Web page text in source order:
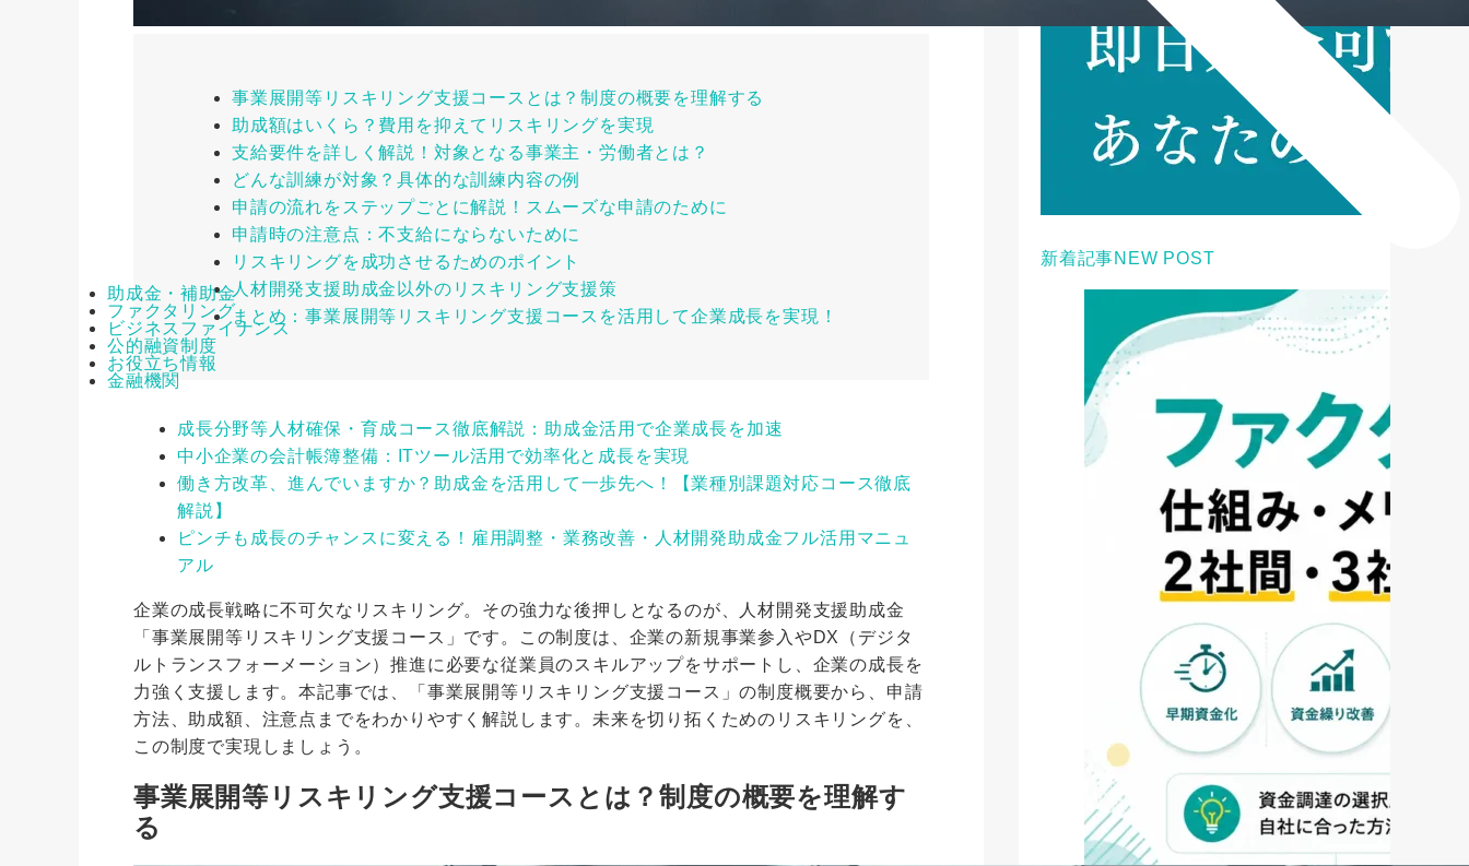
助成金・補助金
ファクタリング
ビジネスファイナンス
公的融資制度
お役立ち情報
金融機関
事業展開等リスキリング支援コースとは？制度の概要を理解する
助成額はいくら？費用を抑えてリスキリングを実現
支給要件を詳しく解説！対象となる事業主・労働者とは？
どんな訓練が対象？具体的な訓練内容の例
申請の流れをステップごとに解説！スムーズな申請のために
申請時の注意点：不支給にならないために
リスキリングを成功させるためのポイント
人材開発支援助成金以外のリスキリング支援策
まとめ：事業展開等リスキリング支援コースを活用して企業成長を実現！
成長分野等人材確保・育成コース徹底解説：助成金活用で企業成長を加速
中小企業の会計帳簿整備：ITツール活用で効率化と成長を実現
働き方改革、進んでいますか？助成金を活用して一歩先へ！【業種別課題対応コース徹底
解説】
ピンチも成長のチャンスに変える！雇用調整・業務改善・人材開発助成金フル活用マニュ
アル
企業の成長戦略に不可欠なリスキリング。その強力な後押しとなるのが、人材開発支援助成金
「事業展開等リスキリング支援コース」です。この制度は、企業の新規事業参入やDX（デジタ
ルトランスフォーメーション）推進に必要な従業員のスキルアップをサポートし、企業の成長を
力強く支援します。本記事では、「事業展開等リスキリング支援コース」の制度概要から、申請
方法、助成額、注意点までをわかりやすく解説します。未来を切り拓くためのリスキリングを、
この制度で実現しましょう。
事業展開等リスキリング支援コースとは？制度の概要を理解す
る
新着記事NEW POST